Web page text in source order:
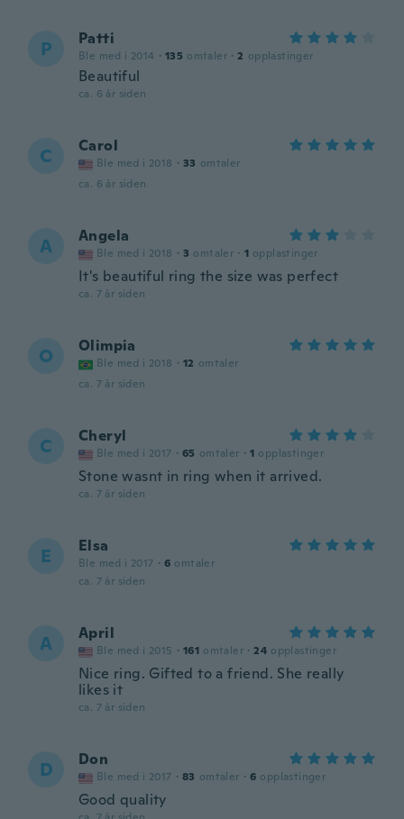
P Patti
Ble med i 2014 · 135 omtaler · 2 opplastinger
Beautiful
ca. 6 år siden
C Carol
Ble med i 2018 · 33 omtaler
ca. 6 år siden
A Angela
Ble med i 2018 · 3 omtaler · 1 opplastinger
It's beautiful ring the size was perfect
ca. 7 år siden
O Olimpia
Ble med i 2018 · 12 omtaler
ca. 7 år siden
C Cheryl
Ble med i 2017 · 65 omtaler · 1 opplastinger
Stone wasnt in ring when it arrived.
ca. 7 år siden
E Elsa
Ble med i 2017 · 6 omtaler
ca. 7 år siden
A April
Ble med i 2015 · 161 omtaler · 24 opplastinger
Nice ring. Gifted to a friend. She really
likes it
ca. 7 år siden
D Don
Ble med i 2017 · 83 omtaler · 6 opplastinger
Good quality